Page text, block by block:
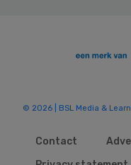
© 2026 | BSL Media &
Contact